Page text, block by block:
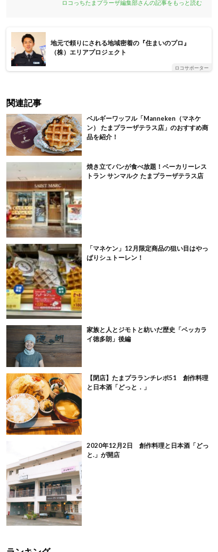
ロコっちたまプラーザ編集部さんの記事をもっと読む
地元で頼りにされる地域密着の『住まいのプロ』
（株）エリアプロジェクト
ロコサポーター
関連記事
ベルギーワッフル「Manneken（マネケ
ン） たまプラーザテラス店」のおすすめ商
品を紹介！
焼き立てパンが食べ放題！ベーカリーレス
トラン サンマルク たまプラーザテラス店
「マネケン」12月限定商品の狙い目はやっ
ぱりシュトーレン！
家族と人とジモトと紡いだ歴史「ベッカラ
イ徳多朗」後編
【閉店】たまプラランチレポ51 創作料理
と日本酒「どっと．」
2020年12月2日 創作料理と日本酒「どっ
と.」が開店